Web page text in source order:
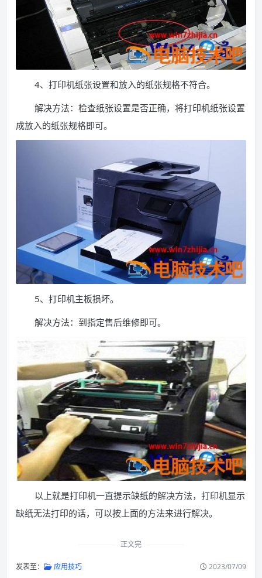
4、打印机纸张设置和放入的纸张规格不符合。
解决方法：检查纸张设置是否正确，将打印机纸张设置
成放入的纸张规格即可。
5、打印机主板损坏。
解决方法：到指定售后维修即可。
以上就是打印机一直提示缺纸的解决方法，打印机显示
缺纸无法打印的话，可以按上面的方法来进行解决。
正文完
发表至： 应用技巧 2023/07/09